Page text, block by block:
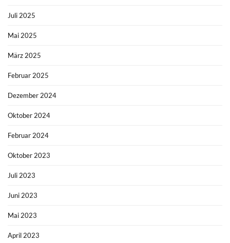
Juli 2025
Mai 2025
März 2025
Februar 2025
Dezember 2024
Oktober 2024
Februar 2024
Oktober 2023
Juli 2023
Juni 2023
Mai 2023
April 2023